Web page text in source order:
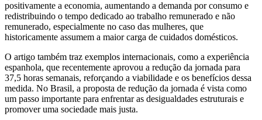
positivamente a economia, aumentando a demanda por consumo e
redistribuindo o tempo dedicado ao trabalho remunerado e não
remunerado, especialmente no caso das mulheres, que
historicamente assumem a maior carga de cuidados domésticos.
O artigo também traz exemplos internacionais, como a experiência
espanhola, que recentemente aprovou a redução da jornada para
37,5 horas semanais, reforçando a viabilidade e os benefícios dessa
medida. No Brasil, a proposta de redução da jornada é vista como
um passo importante para enfrentar as desigualdades estruturais e
promover uma sociedade mais justa.